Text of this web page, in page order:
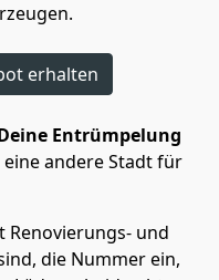
erhalten
Entrümpelung
eine andere Stadt für
Renovierungs- und
die Nummer ein,